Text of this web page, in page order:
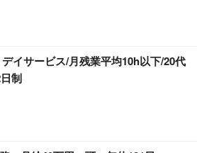
イサービス/月残業平均10h以下/20代
制